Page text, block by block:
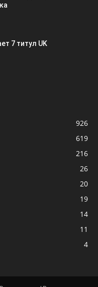
7 титул UK
926
619
216
26
20
19
14
11
4